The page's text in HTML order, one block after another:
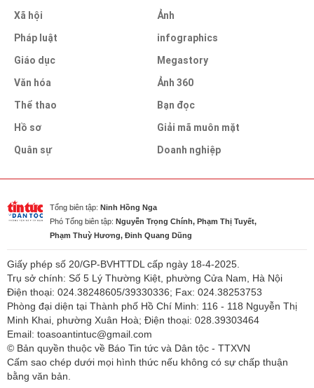
Xã hội
Pháp luật
Giáo dục
Văn hóa
Thể thao
Hồ sơ
Quân sự
Ảnh
infographics
Megastory
Ảnh 360
Bạn đọc
Giải mã muôn mặt
Doanh nghiệp
Tổng biên tập: Ninh Hồng Nga
Phó Tổng biên tập: Nguyễn Trọng Chính, Phạm Thị Tuyết,
Phạm Thuỳ Hương, Đinh Quang Dũng
Giấy phép số 20/GP-BVHTTDL cấp ngày 18-4-2025.
Trụ sở chính: Số 5 Lý Thường Kiệt, phường Cửa Nam, Hà Nội
Điện thoại: 024.38248605/39330336; Fax: 024.38253753
Phòng đại diện tại Thành phố Hồ Chí Minh: 116 - 118 Nguyễn Thị
Minh Khai, phường Xuân Hoà; Điện thoại: 028.39303464
Email: toasoantintuc@gmail.com
© Bản quyền thuộc về Báo Tin tức và Dân tộc - TTXVN
Cấm sao chép dưới mọi hình thức nếu không có sự chấp thuận
bằng văn bản.